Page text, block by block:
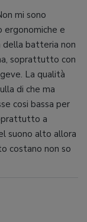
mi sono
e
della batteria non
soprattutto con
La qualità
di che ma
cosi bassa per
a
suono alto allora
costano non so